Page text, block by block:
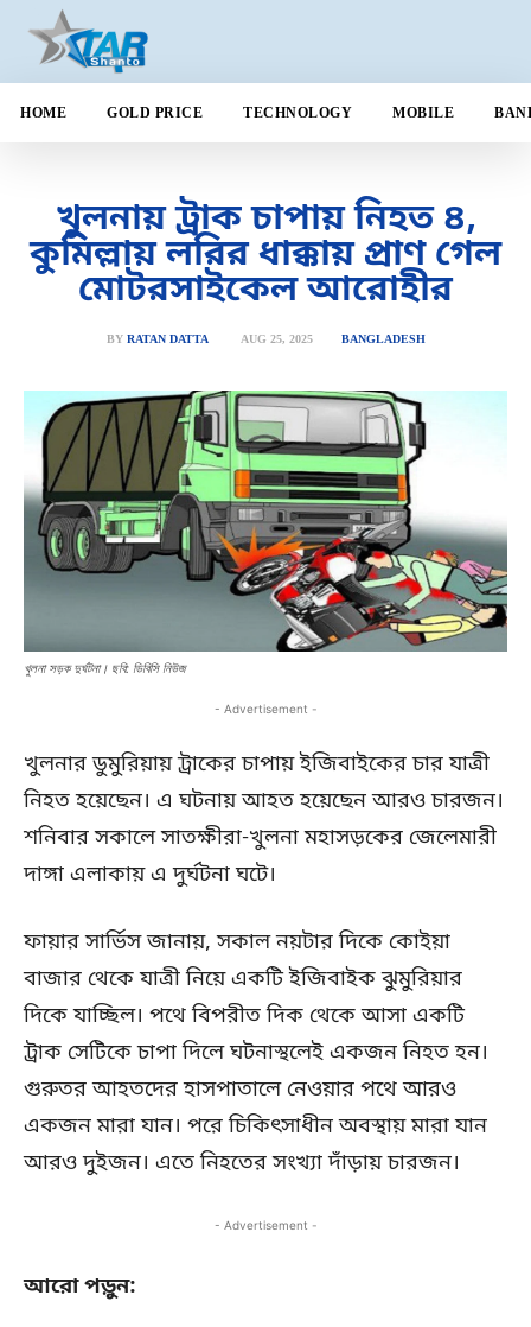
HOME GOLD PRICE TECHNOLOGY MOBILE
খুলনায় ট্রাক চাপায় নিহত ৪,
কুমিল্লায় লরির ধাক্কায় প্রাণ গেল
মোটরসাইকেল আরোহীর
BY RATAN DATTA AUG 25, 2025 BANGLADESH
খুলনা সড়ক দুর্ঘটনা। ছবি: ডিবিসি নিউজ
- Advertisement -
খুলনার ডুমুরিয়ায় ট্রাকের চাপায় ইজিবাইকের চার যাত্রী
নিহত হয়েছেন। এ ঘটনায় আহত হয়েছেন আরও চারজন।
শনিবার সকালে সাতক্ষীরা-খুলনা মহাসড়কের জেলেমারী
দাঙ্গা এলাকায় এ দুর্ঘটনা ঘটে।
ফায়ার সার্ভিস জানায়, সকাল নয়টার দিকে কোইয়া
বাজার থেকে যাত্রী নিয়ে একটি ইজিবাইক ঝুমুরিয়ার
দিকে যাচ্ছিল। পথে বিপরীত দিক থেকে আসা একটি
ট্রাক সেটিকে চাপা দিলে ঘটনাস্থলেই একজন নিহত হন।
গুরুতর আহতদের হাসপাতালে নেওয়ার পথে আরও
একজন মারা যান। পরে চিকিৎসাধীন অবস্থায় মারা যান
আরও দুইজন। এতে নিহতের সংখ্যা দাঁড়ায় চারজন।
- Advertisement -
আরো পড়ুন: